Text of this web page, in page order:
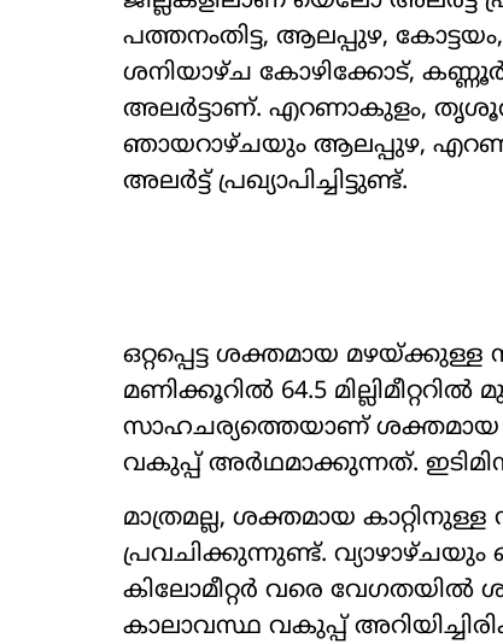
പത്തനംതിട്ട, ആലപ്പുഴ,
ശനിയാഴ്ച കോഴിക്കോട്,
അലർട്ടാണ്. എറണാകുളം, തൃശൂർ,
ഞായറാഴ്ചയും ആലപ്പുഴ,
അലർട്ട് പ്രഖ്യാപിച്ചിട്ടുണ്ട്.
ഒറ്റപ്പെട്ട ശക്തമായ മഴയ്ക്കുള്ള
മണിക്കൂറിൽ 64.5 മില്ലിമീറ്ററിൽ
സാഹചര്യത്തെയാണ് ശക്തമായ
വകുപ്പ് അർഥമാക്കുന്നത്.
മാത്രമല്ല, ശക്തമായ
പ്രവചിക്കുന്നുണ്ട്.
കിലോമീറ്റർ വരെ വേഗതയിൽ
കാലാവസ്ഥ വകുപ്പ്